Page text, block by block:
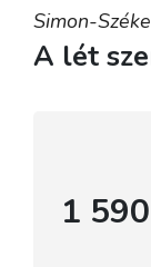
Simon-
A lét
1